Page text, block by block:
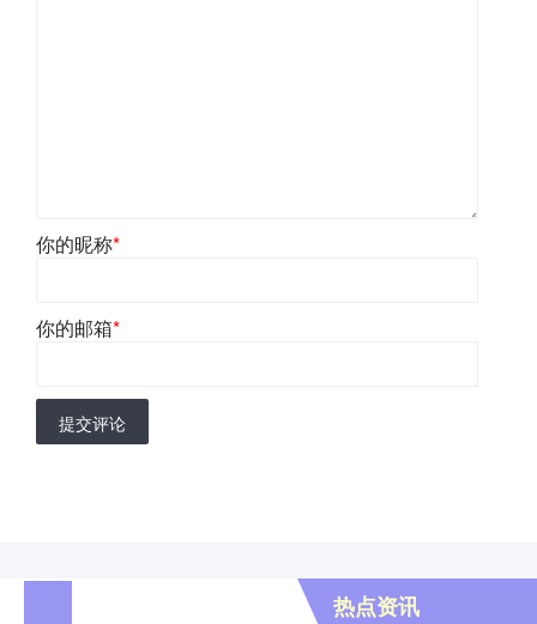
你的昵称*
你的邮箱*
提交评论
热点资讯